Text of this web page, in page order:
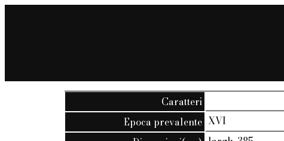
Caratteri
Epoca prevalente XVI